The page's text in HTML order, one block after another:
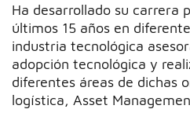
Ha desarrollado su carrera
últimos 15 años en
industria tecnológica
adopción tecnológica y
diferentes áreas de dichas
logística, Asset